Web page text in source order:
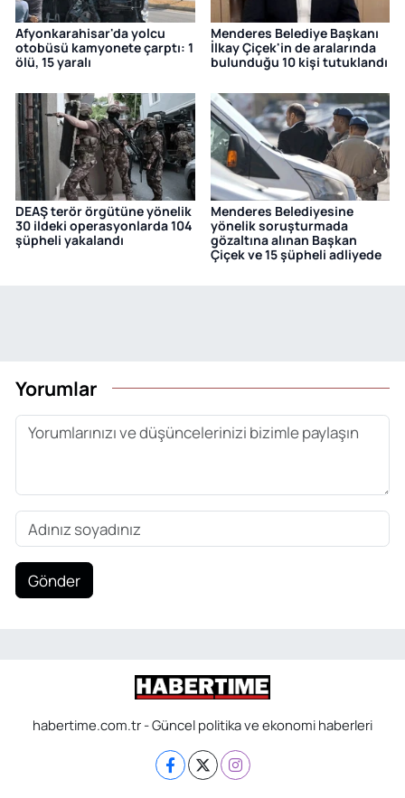
Afyonkarahisar'da yolcu
otobüsü kamyonete çarptı: 1
ölü, 15 yaralı
Menderes Belediye Başkanı
İlkay Çiçek'in de aralarında
bulunduğu 10 kişi tutuklandı
DEAŞ terör örgütüne yönelik
30 ildeki operasyonlarda 104
şüpheli yakalandı
Menderes Belediyesine
yönelik soruşturmada
gözaltına alınan Başkan
Çiçek ve 15 şüpheli adliyede
Yorumlar
Gönder
habertime.com.tr - Güncel politika ve ekonomi haberleri